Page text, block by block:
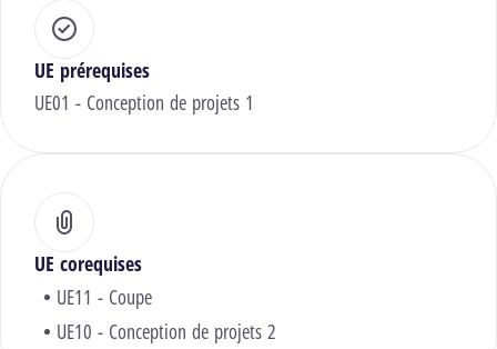
UE prérequises
UE01 - Conception de projets 1
UE corequises
UE11 - Coupe
UE10 - Conception de projets 2